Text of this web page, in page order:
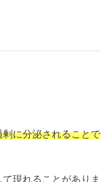
に分泌されることで
現れることがありま